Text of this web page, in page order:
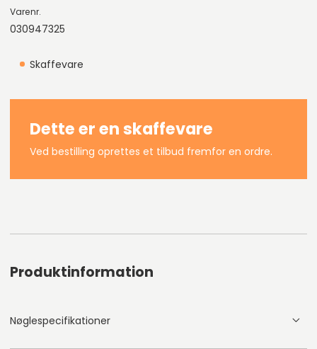
Varenr.
030947325
Skaffevare
Dette er en skaffevare
Ved bestilling oprettes et tilbud fremfor en ordre.
Produktinformation
Nøglespecifikationer